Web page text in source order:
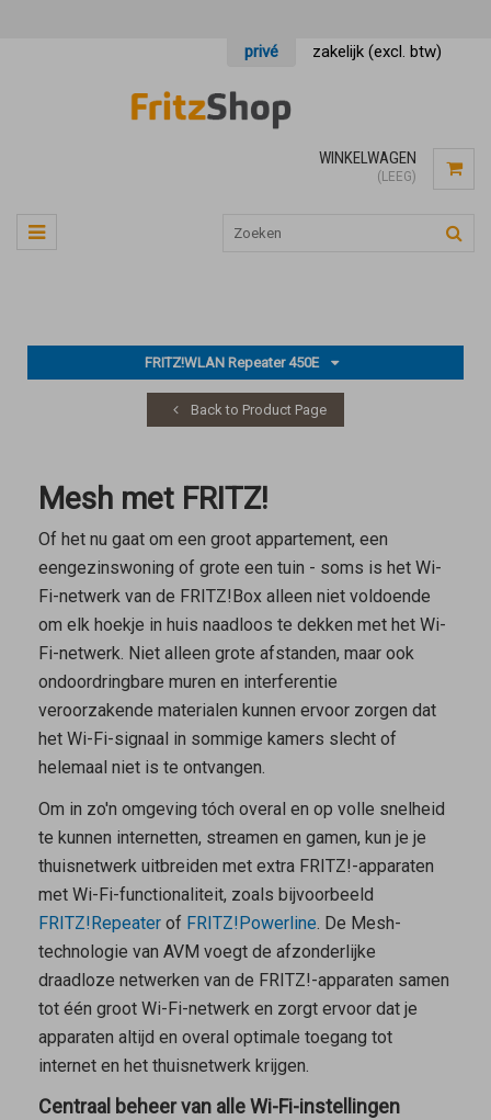
privé zakelijk (excl. btw)
WINKELWAGEN
(LEEG)
FRITZ!WLAN Repeater 450E
Back to Product Page
Mesh met FRITZ!
Of het nu gaat om een groot appartement, een
eengezinswoning of grote een tuin - soms is het Wi-
Fi-netwerk van de FRITZ!Box alleen niet voldoende
om elk hoekje in huis naadloos te dekken met het Wi-
Fi-netwerk. Niet alleen grote afstanden, maar ook
ondoordringbare muren en interferentie
veroorzakende materialen kunnen ervoor zorgen dat
het Wi-Fi-signaal in sommige kamers slecht of
helemaal niet is te ontvangen.
Om in zo'n omgeving tóch overal en op volle snelheid
te kunnen internetten, streamen en gamen, kun je je
thuisnetwerk uitbreiden met extra FRITZ!-apparaten
met Wi-Fi-functionaliteit, zoals bijvoorbeeld
FRITZ!Repeaterof FRITZ!Powerline. De Mesh-
technologie van AVM voegt de afzonderlijke
draadloze netwerken van de FRITZ!-apparaten samen
tot één groot Wi-Fi-netwerk en zorgt ervoor dat je
apparaten altijd en overal optimale toegang tot
internet en het thuisnetwerk krijgen.
Centraal beheer van alle Wi-Fi-instellingen